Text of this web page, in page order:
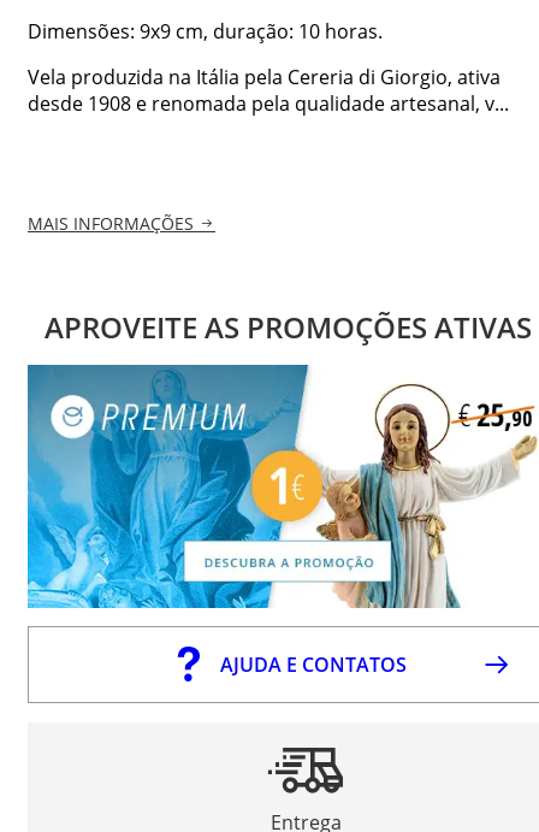
Dimensões: 9x9 cm, duração: 10 horas.
Vela produzida na Itália pela Cereria di Giorgio, ativa
desde 1908 e renomada pela qualidade artesanal, v...
MAIS INFORMAÇÕES
APROVEITE AS PROMOÇÕES ATIVAS
AJUDA E CONTATOS
Entrega